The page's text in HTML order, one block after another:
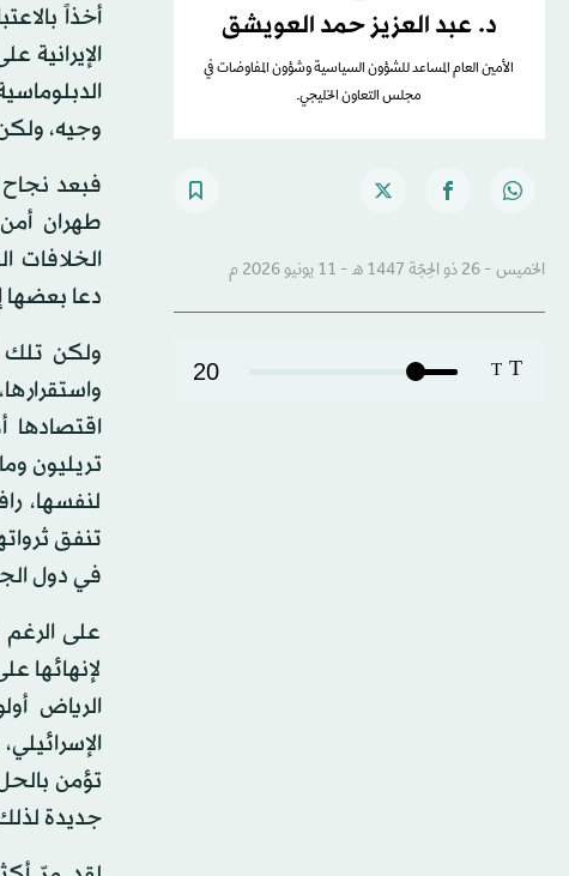
د. عبد العزيز حمد العويشق
الأمين العام المساعد للشؤون السياسية وشؤون المفاوضات في
مجلس التعاون الخليجي.
الخميس - 26 ذو الحِجّة 1447 هـ - 11 يونيو 2026 م
T
T
20
أخذاً
الإيرانية
وجيه،
طهران
الخلافات
دعا بعضها
ولكن تلك
تريليون
لنفسها،
تنفق
في دول
على
لإنهائها
الرياض
تؤمن
جديدة